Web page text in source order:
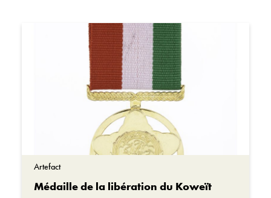
Récits de Canadiens noirs
Histoires de femmes
Récits de Canadiens d’origine asiatique
Récits de vétérans
Maintien de la paix
Guerre en Afghanistan
Activité
Artefact
Œuvre d’art
Document
Artefact
Médaille de la libération du Koweït